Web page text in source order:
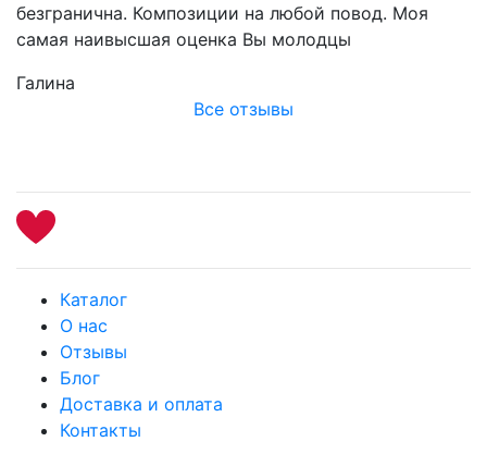
безгранична. Композиции на любой повод. Моя
самая наивысшая оценка Вы молодцы
Галина
Все отзывы
Каталог
О нас
Отзывы
Блог
Доставка и оплата
Контакты